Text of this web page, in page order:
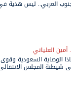
العربي.. ليس هدية
أمين العلياني
الوصاية السعودية
شيطنة المجلس
وحواضنه الشعبية؟